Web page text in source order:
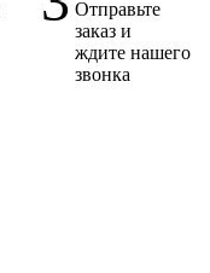
Отправьте
заказ и
ждите нашего
звонка